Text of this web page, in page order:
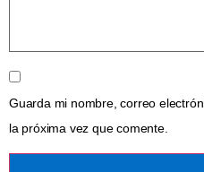
Guarda mi nombre, correo
la próxima vez que comente.